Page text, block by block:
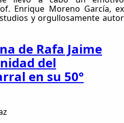
Enrique Moreno García, ex
y orgullosamente autor
de Rafa Jaime
del
en su 50°